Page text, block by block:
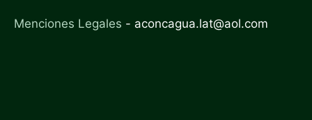
Menciones Legales - aconcagua.lat@aol.com